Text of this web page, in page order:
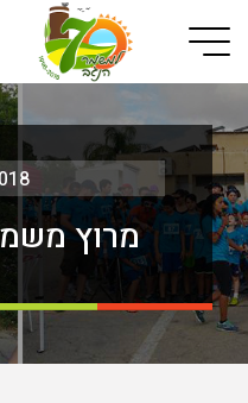
with a small screen
מרוץ משמר